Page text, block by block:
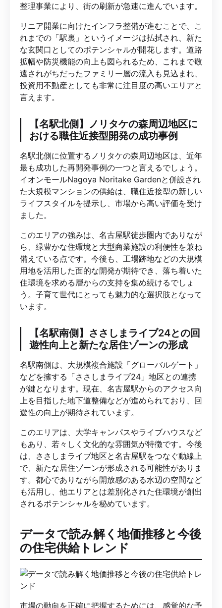
整理事業により、街の刷新が急速に進んでいます。
リニア開業に向けたインフラ整備が進むことで、こ
れまでの「駅裏」というイメージは払拭され、新た
な玄関口としてのポテンシャルが開花します。道路
拡幅や防災機能の向上も図られるため、これまで敬
遠されがちだったファミリー層の流入も見込まれ、
投資用不動産としても非常に注目度の高いエリアと
言えます。
【名駅北側】ノリタケの森周辺地区に
おける職住近接型開発の成功事例
名駅北側に位置するノリタケの森周辺地区は、近年
最も成功した再開発事例の一つと言えるでしょう。
イオンモールNagoya Noritake Gardenと併設され
た大規模マンションの供給は、職住近接型の新しい
ライフスタイルを提示し、市場から高い評価を受け
ました。
このエリアの強みは、名古屋駅徒歩圏内でありなが
ら、緑豊かな住環境と大型商業施設の利便性を兼ね
備えている点です。今後も、工場跡地などの大規模
用地を活用した面的な開発が期待でき、落ち着いた
住環境を求める層からの支持を集め続けるでしょ
う。子育て世代にとっても魅力的な選択肢となって
います。
【名駅南側】ささしまライブ24との回
遊性向上と新たな居住ゾーンの形成
名駅南側は、大規模複合施設「グローバルゲート」
などを擁する「ささしまライブ24」地区との連携
が鍵となります。現在、名古屋駅からのアクセス向
上を目指した地下道整備などが進められており、回
遊性の向上が期待されています。
このエリアは、大学キャンパスやライブハウスなど
もあり、若々しく文化的な雰囲気が特徴です。今後
は、ささしまライブ地区と名古屋駅をつなぐ動線上
で、新たな居住ゾーンが形成される可能性がありま
す。都心でありながら開放感のある水辺の空間など
も活用し、他エリアとは差別化された住環境が創出
されるポテンシャルを秘めています。
データで読み解く地価推移と今後
の住宅供給トレンド
市場の動向を正確に把握するためには、感覚的な予